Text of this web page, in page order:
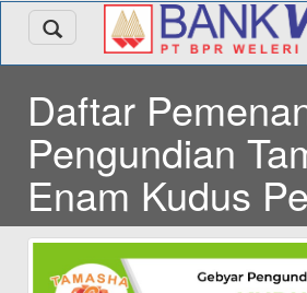
Daftar
Pengundian
Enam Kudus